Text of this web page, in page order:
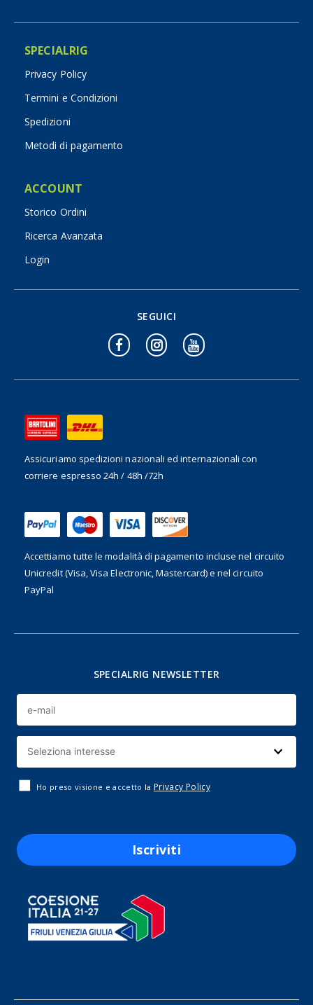
SPECIALRIG
Privacy Policy
Termini e Condizioni
Spedizioni
Metodi di pagamento
ACCOUNT
Storico Ordini
Ricerca Avanzata
Login
Assicuriamo spedizioni nazionali ed internazionalicon
corriere espresso 24h / 48h /72h
Accettiamo tutte le modalità di pagamento incluse nel circuito
Unicredit (Visa, Visa Electronic, Mastercard) e nel circuito
PayPal
SEGUICI
SPECIALRIG NEWSLETTER
Ho preso visione e accetto la Privacy Policy
Iscriviti